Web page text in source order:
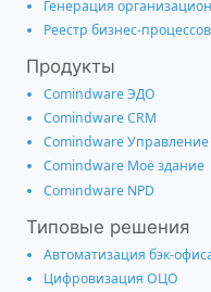
Генерация
Реестр бизнес-процессов
Продукты
Comindware ЭДО
Comindware CRM
Comindware Управление
Comindware Моё здание
Comindware NPD
Типовые решения
Автоматизация бэк-
Цифровизация ОЦО